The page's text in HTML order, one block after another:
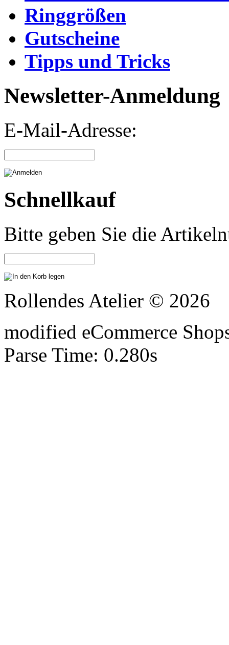
Ringgrößen
Gutscheine
Tipps und Tricks
Newsletter-Anmeldung
E-Mail-Adresse:
Schnellkauf
Bitte geben Sie die
Rollendes Atelier © 2026
modified eCommerce
Parse Time: 0.280s